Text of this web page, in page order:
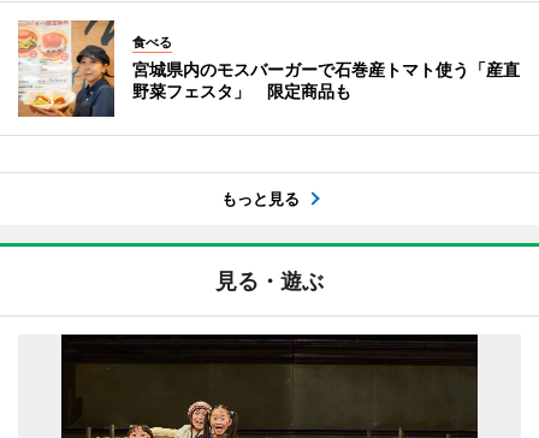
食べる
宮城県内のモスバーガーで石巻産トマト使う「産直
野菜フェスタ」 限定商品も
もっと見る
見る・遊ぶ